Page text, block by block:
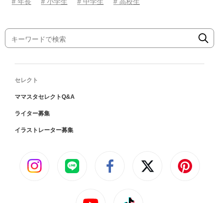
セレクト
ママスタセレクトQ&A
ライター募集
イラストレーター募集